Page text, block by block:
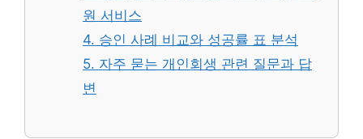
원 서비스
4. 승인 사례 비교와 성공률 표 분석
5. 자주 묻는 개인회생 관련 질문과 답
변